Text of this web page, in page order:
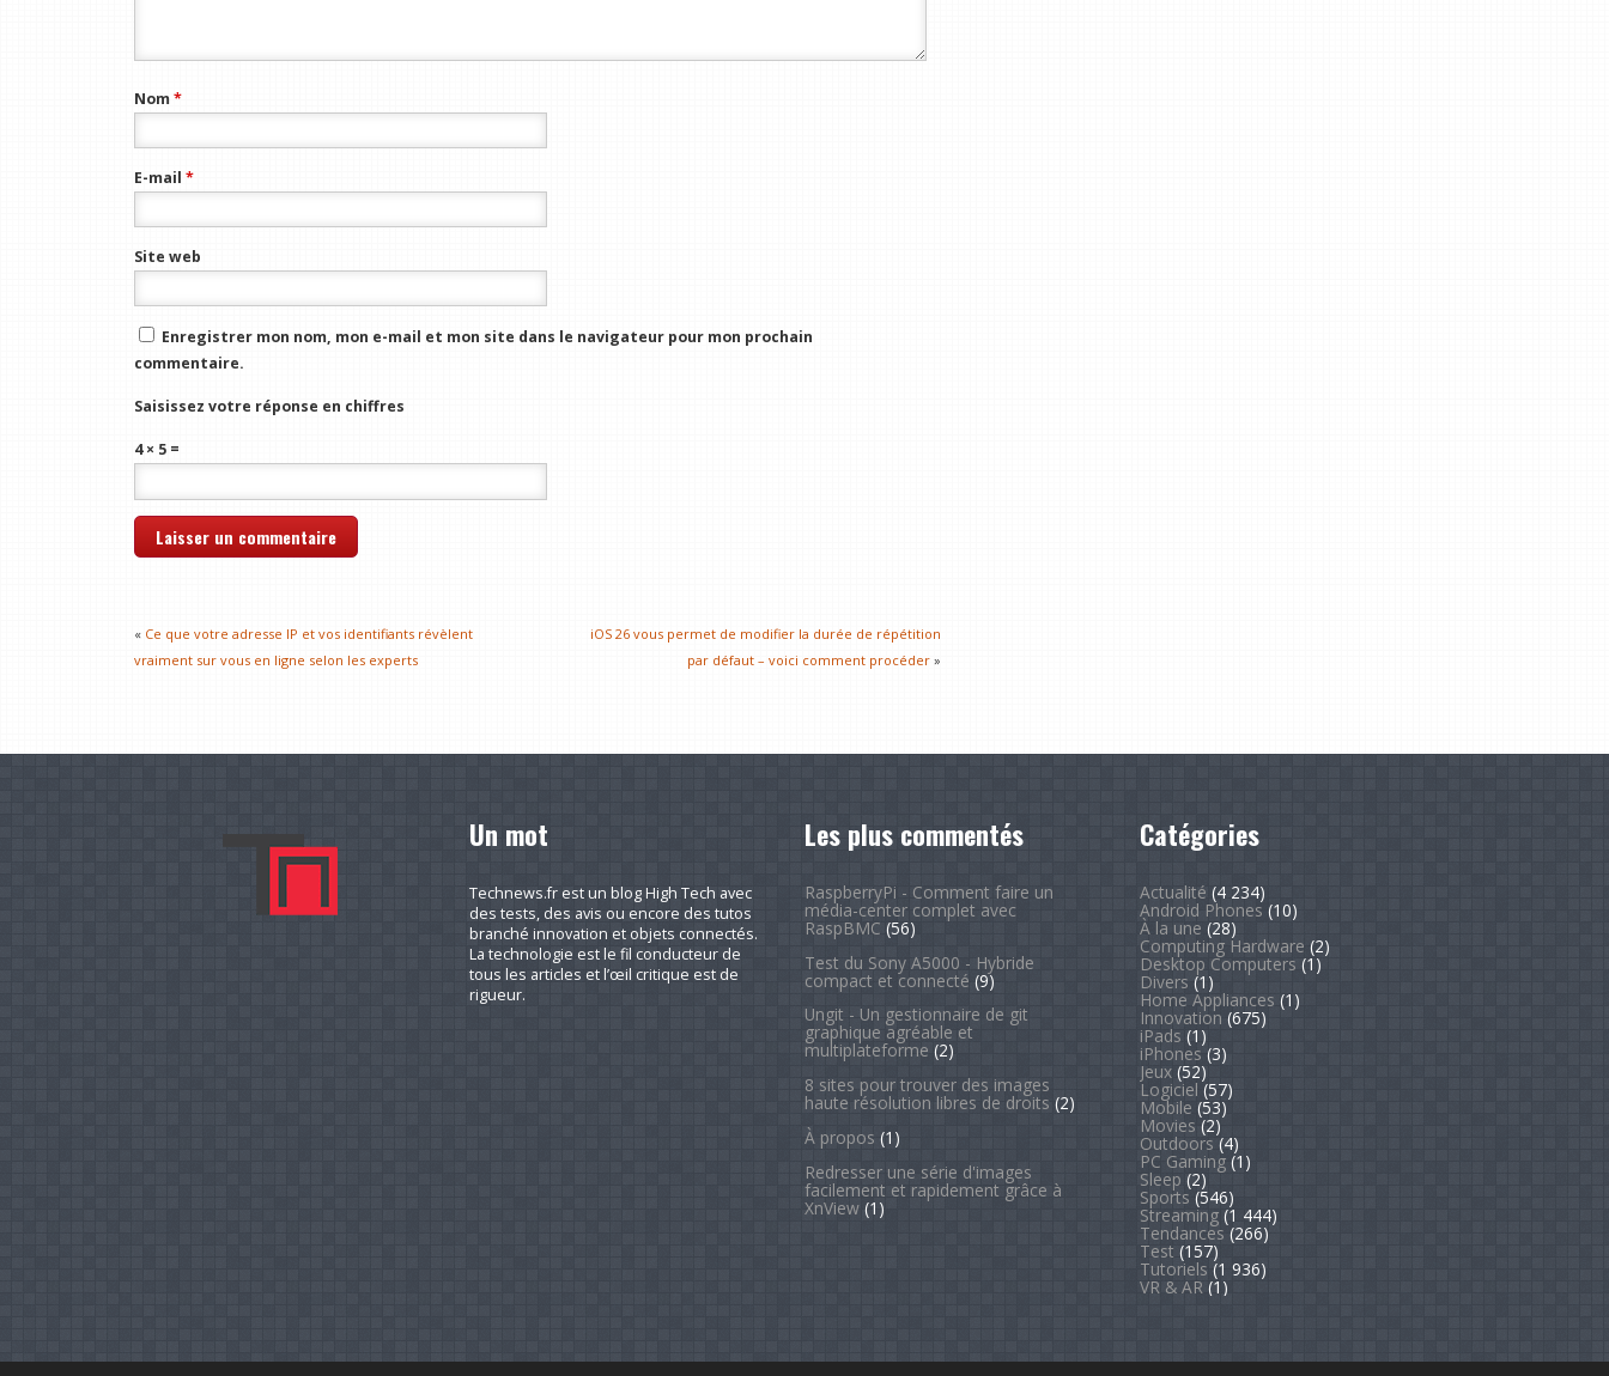
Nom*
E-mail *
Site web
Enregistrer mon nom, mon e-mail et mon site dans le navigateur pour mon prochain
commentaire.
Saisissez votre réponse en chiffres
4 × 5 =
« Ce que votre adresse IP et vos identifiants révèlent
vraiment sur vous en ligne selon les experts
iOS 26 vous permet de modifier la durée de répétition
par défaut – voici comment procéder»
Un mot
Technews.fr est un blog High Tech avec
des tests, des avis ou encore des tutos
branché innovation et objets connectés.
La technologie est le fil conducteur de
tous les articles et l’œil critique est de
rigueur.
Les plus commentés
RaspberryPi - Comment faire un
média-center complet avec
RaspBMC (56)
Test du Sony A5000 - Hybride
compact et connecté (9)
Ungit - Un gestionnaire de git
graphique agréable et
multiplateforme (2)
8 sites pour trouver des images
haute résolution libres de droits (2)
À propos (1)
Redresser une série d'images
facilement et rapidement grâce à
XnView(1)
Catégories
Actualité (4 234)
Android Phones(10)
À la une (28)
Computing Hardware (2)
Desktop Computers (1)
Divers (1)
Home Appliances (1)
Innovation (675)
iPads (1)
iPhones(3)
Jeux(52)
Logiciel (57)
Mobile (53)
Movies (2)
Outdoors(4)
PC Gaming(1)
Sleep (2)
Sports(546)
Streaming(1 444)
Tendances(266)
Test (157)
Tutoriels (1 936)
VR & AR(1)